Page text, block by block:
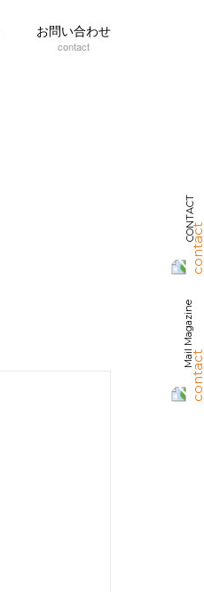
お問い合わせ
contact
CONTACT
Mail Magazine